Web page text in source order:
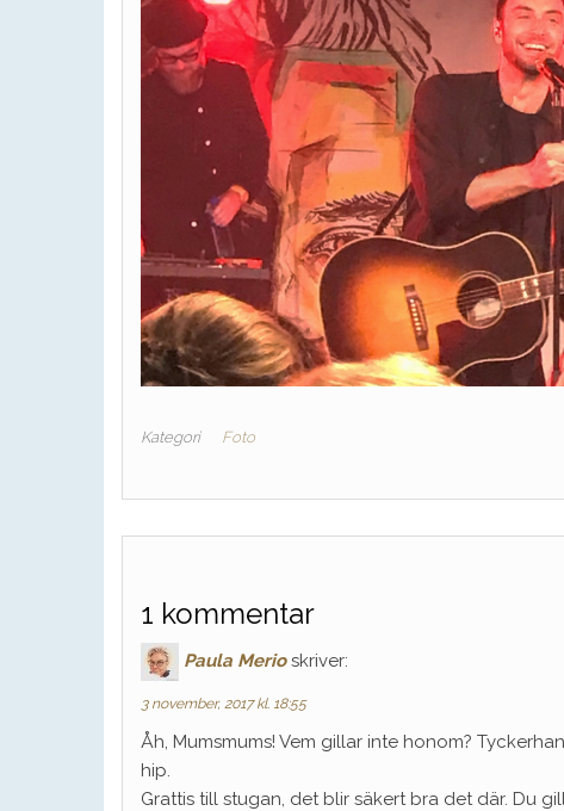
Kategori Foto
1 kommentar
Paula Merio skriver:
3 november, 2017 kl. 18:55
Åh, Mumsmums! Vem gillar inte honom?
hip.
Grattis till stugan, det blir säkert bra det där. Du